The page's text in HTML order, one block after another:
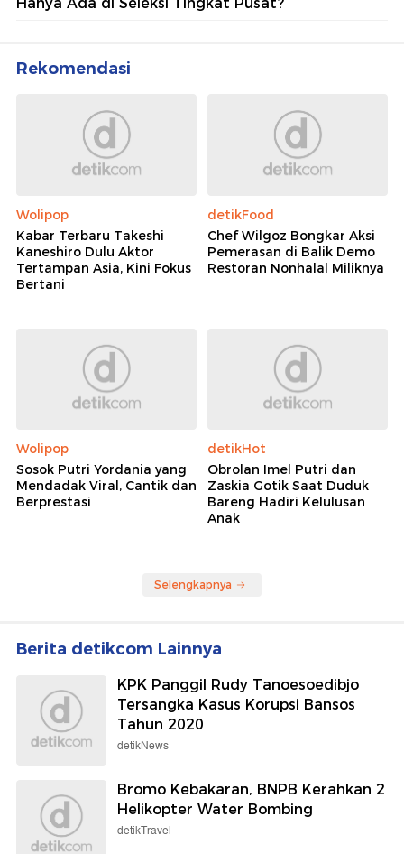
Hanya Ada di Seleksi Tingkat Pusat?
Rekomendasi
Wolipop
Kabar Terbaru Takeshi
Kaneshiro Dulu Aktor
Tertampan Asia, Kini Fokus
Bertani
detikFood
Chef Wilgoz Bongkar Aksi
Pemerasan di Balik Demo
Restoran Nonhalal Miliknya
Wolipop
Sosok Putri Yordania yang
Mendadak Viral, Cantik dan
Berprestasi
detikHot
Obrolan Imel Putri dan
Zaskia Gotik Saat Duduk
Bareng Hadiri Kelulusan
Anak
Selengkapnya
Berita detikcom Lainnya
KPK Panggil Rudy Tanoesoedibjo
Tersangka Kasus Korupsi Bansos
Tahun 2020
detikNews
Bromo Kebakaran, BNPB Kerahkan 2
Helikopter Water Bombing
detikTravel